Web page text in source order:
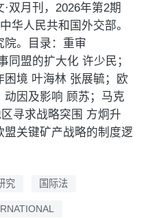
双月刊，2026年第2期
华人民共和国外交部。
院。目录：重审
同盟的扩大化 许少民；
境 叶海林 张展毓；欧
因及影响 顾苏；马克
寻求战略突围 方炯升
关键矿产战略的制度逻
究 国际法